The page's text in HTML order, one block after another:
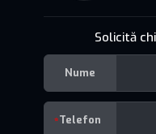
Solicită
Nume
Telefon